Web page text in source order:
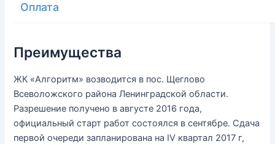
Оплата
Преимущества
ЖК «Алгоритм» возводится в пос. Щеглово
Всеволожского района Ленинградской области.
Разрешение получено в августе 2016 года,
официальный старт работ состоялся в сентябре. Сдача
первой очереди запланирована на IV квартал 2017 г,